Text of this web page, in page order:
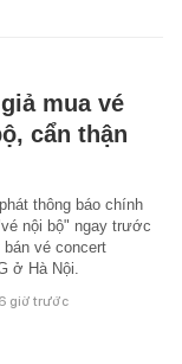
mua vé
cẩn thận
thông báo chính
nội bộ" ngay trước
vé concert
ở Hà Nội.
6 giờ trước